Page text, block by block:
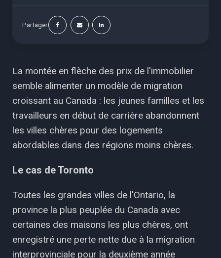
Partager
La montée en flèche des prix de l'immobilier
semble alimenter un modèle de migration
croissant au Canada : les jeunes familles et les
travailleurs en début de carrière abandonnent
les villes chères pour des logements
abordables dans des régions moins chères.
Le cas de Toronto
Toutes les grandes villes de l'Ontario, la
province la plus peuplée du Canada avec
certaines des maisons les plus chères, ont
enregistré une perte nette due à la migration
interprovinciale pour la deuxième année